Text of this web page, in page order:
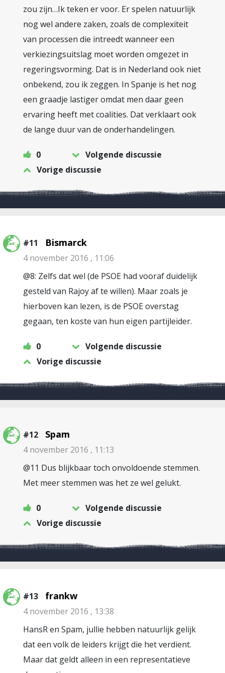
zou zijn…Ik teken er voor. Er spelen natuurlijk
nog wel andere zaken, zoals de complexiteit
van processen die intreedt wanneer een
verkiezingsuitslag moet worden omgezet in
regeringsvorming. Dat is in Nederland ook niet
onbekend, zou ik zeggen. In Spanje is het nog
een graadje lastiger omdat men daar geen
ervaring heeft met coalities. Dat verklaart ook
de lange duur van de onderhandelingen.
0
Volgende discussie
Vorige discussie
#11 Bismarck
4 november 2016 , 11:06
@8: Zelfs dat wel (de PSOE had vooraf duidelijk
gesteld van Rajoy af te willen). Maar zoals je
hierboven kan lezen, is de PSOE overstag
gegaan, ten koste van hun eigen partijleider.
0
Volgende discussie
Vorige discussie
#12 Spam
4 november 2016 , 11:13
@11 Dus blijkbaar toch onvoldoende stemmen.
Met meer stemmen was het ze wel gelukt.
0
Volgende discussie
Vorige discussie
#13 frankw
4 november 2016 , 13:38
HansR en Spam, jullie hebben natuurlijk gelijk
dat een volk de leiders krijgt die het verdient.
Maar dat geldt alleen in een representatieve